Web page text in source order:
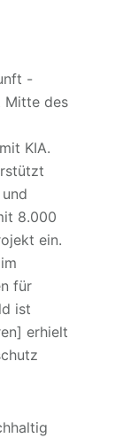
-
Mitte des
KIA.
8.000
ein.
für
ist
erhielt